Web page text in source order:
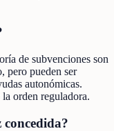
de subvenciones son
pero pueden ser
autonómicas.
orden reguladora.